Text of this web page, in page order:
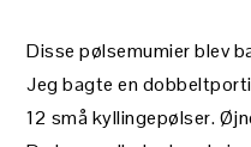
Disse pølsemumier blev
Jeg bagte en
12 små kyllingepølser.